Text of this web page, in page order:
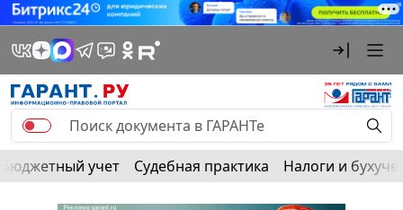
Бюджетный учет Судебная практика Налоги и